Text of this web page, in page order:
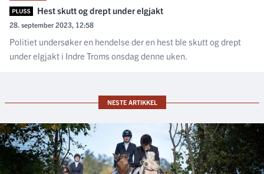
Hest skutt og drept under elgjakt
28. september 2023, 12:58
Politiet undersøker en hendelse der en hest ble skutt og drept
under elgjakt i Indre Troms onsdag denne uken.
NESTE ARTIKKEL